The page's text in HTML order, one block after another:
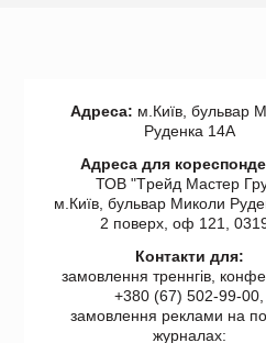
Адреса: м.Київ, бульвар
Руденка 14А
Адреса для
ТОВ "Tрейд Мастер
м.Київ, бульвар Миколи
2 поверх, оф 121,
Контакти для:
замовлення треннгів,
+380 (67) 502-99-00,
замовлення реклами на
журналах: